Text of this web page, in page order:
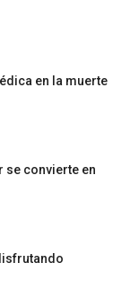
en la muerte
se convierte en